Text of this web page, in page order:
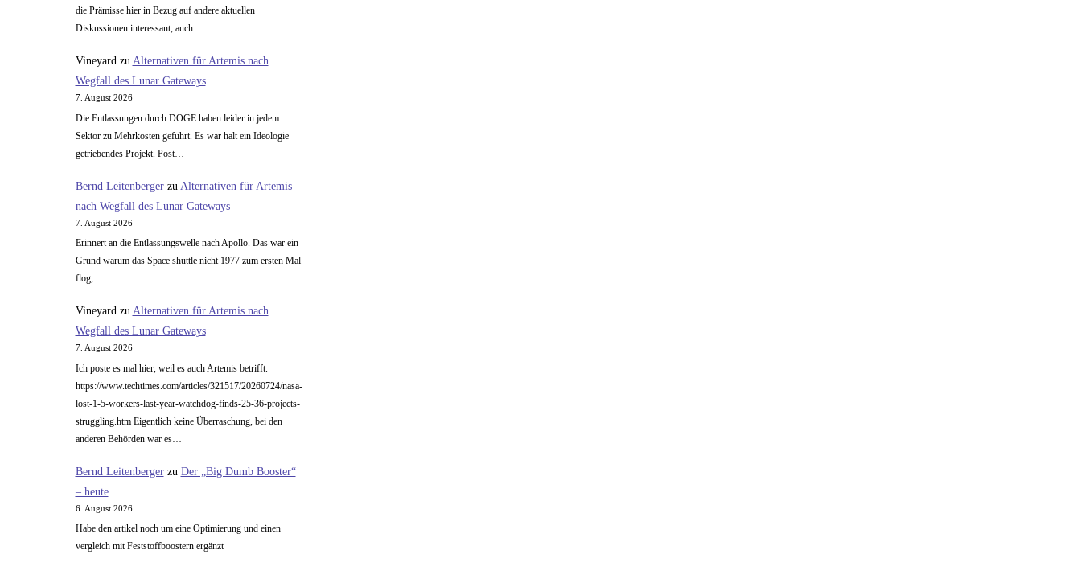
die Prämisse hier in Bezug auf andere aktuellen
Diskussionen interessant, auch…
Vineyardzu Alternativen für Artemis nach
Wegfall des Lunar Gateways
7. August 2026
Die Entlassungen durch DOGE haben leider in jedem
Sektor zu Mehrkosten geführt. Es war halt ein Ideologie
getriebendes Projekt. Post…
Bernd Leitenbergerzu Alternativen für Artemis
nach Wegfall des Lunar Gateways
7. August 2026
Erinnert an die Entlassungswelle nach Apollo. Das war ein
Grund warum das Space shuttle nicht 1977 zum ersten Mal
flog,…
Vineyardzu Alternativen für Artemis nach
Wegfall des Lunar Gateways
7. August 2026
Ich poste es mal hier, weil es auch Artemis betrifft.
https://www.techtimes.com/articles/321517/20260724/nasa-
lost-1-5-workers-last-year-watchdog-finds-25-36-projects-
struggling.htm Eigentlich keine Überraschung, bei den
anderen Behörden war es…
Bernd Leitenbergerzu Der „Big Dumb Booster“
– heute
6. August 2026
Habe den artikel noch um eine Optimierung und einen
vergleich mit Feststoffboostern ergänzt